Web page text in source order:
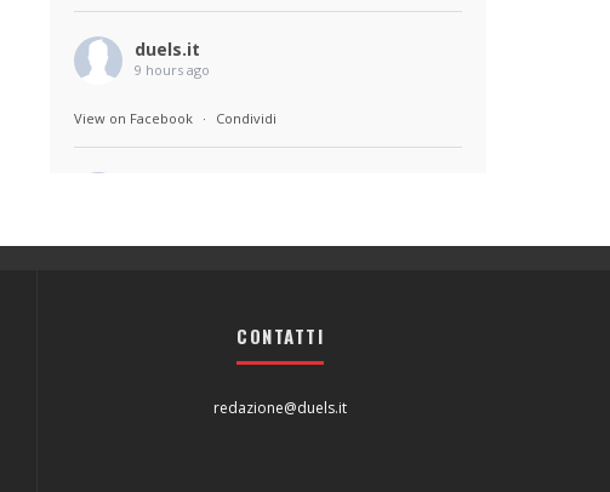
duels.it
9 hours ago
View on Facebook · Condividi
CONTATTI
redazione@duels.it